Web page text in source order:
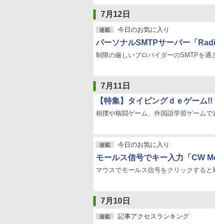
7月12日
連載 今日のお気に入り
パーソナルSMTPサーバー「
制限の厳しいプロバイダーのSMTPを通
7月11日
【特集】タイピングｄｅゲーム!!
相撲や格闘ゲーム、外国語学習ゲームで
連載 今日のお気に入り
モールス信号でキー入力「CW
マウスでモールス信号をクリックする
7月10日
連載 記事アクセスランキング